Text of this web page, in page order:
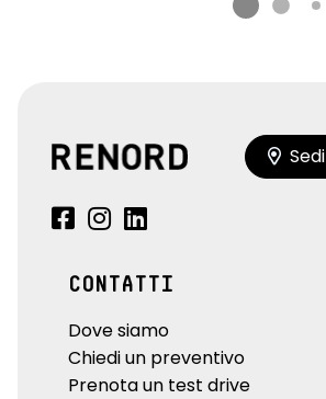
Sedi
CONTATTI
Dove siamo
Chiedi un preventivo
Prenota un test drive